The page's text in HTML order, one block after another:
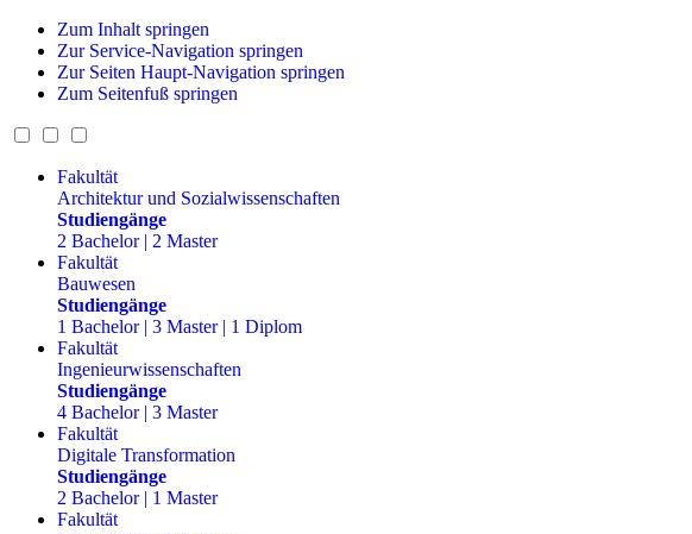
Zum Inhalt springen
Zur Service-Navigation springen
Zur Seiten Haupt-Navigation springen
Zum Seitenfuß springen
Fakultät
Architektur und Sozialwissenschaften
Studiengänge
2 Bachelor | 2 Master
Fakultät
Bauwesen
Studiengänge
1 Bachelor | 3 Master | 1 Diplom
Fakultät
Ingenieurwissenschaften
Studiengänge
4 Bachelor | 3 Master
Fakultät
Digitale Transformation
Studiengänge
2 Bachelor | 1 Master
Fakultät